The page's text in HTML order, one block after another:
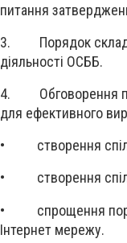
питання
3. Порядок
діяльності ОСББ.
4. Обговорення
для ефективного
• створення
• створення
• спрощення
Інтернет мережу.